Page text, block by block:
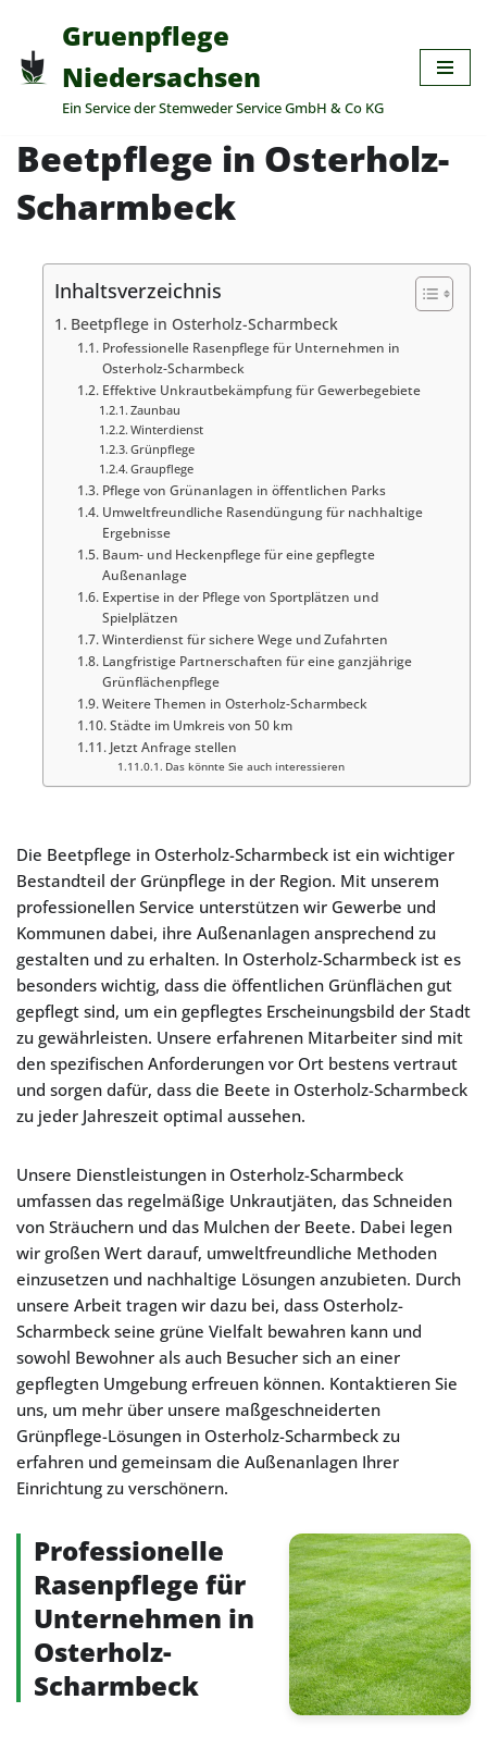
Zum
Inhalt
springen
Gruenpflege
Niedersachsen
Ein Service der Stemweder Service GmbH & Co KG
Beetpflege in Osterholz-
Scharmbeck
Inhaltsverzeichnis
Beetpflege in Osterholz-Scharmbeck
Professionelle Rasenpflege für Unternehmen in
Osterholz-Scharmbeck
Effektive Unkrautbekämpfung für Gewerbegebiete
Zaunbau
Winterdienst
Grünpflege
Graupflege
Pflege von Grünanlagen in öffentlichen Parks
Umweltfreundliche Rasendüngung für nachhaltige
Ergebnisse
Baum- und Heckenpflege für eine gepflegte
Außenanlage
Expertise in der Pflege von Sportplätzen und
Spielplätzen
Winterdienst für sichere Wege und Zufahrten
Langfristige Partnerschaften für eine ganzjährige
Grünflächenpflege
Weitere Themen in Osterholz-Scharmbeck
Städte im Umkreis von 50 km
Jetzt Anfrage stellen
Das könnte Sie auch interessieren
Die Beetpflege in Osterholz-Scharmbeck ist ein wichtiger
Bestandteil der Grünpflege in der Region. Mit unserem
professionellen Service unterstützen wir Gewerbe und
Kommunen dabei, ihre Außenanlagen ansprechend zu
gestalten und zu erhalten. In Osterholz-Scharmbeck ist es
besonders wichtig, dass die öffentlichen Grünflächen gut
gepflegt sind, um ein gepflegtes Erscheinungsbild der Stadt
zu gewährleisten. Unsere erfahrenen Mitarbeiter sind mit
den spezifischen Anforderungen vor Ort bestens vertraut
und sorgen dafür, dass die Beete in Osterholz-Scharmbeck
zu jeder Jahreszeit optimal aussehen.
Unsere Dienstleistungen in Osterholz-Scharmbeck
umfassen das regelmäßige Unkrautjäten, das Schneiden
von Sträuchern und das Mulchen der Beete. Dabei legen
wir großen Wert darauf, umweltfreundliche Methoden
einzusetzen und nachhaltige Lösungen anzubieten. Durch
unsere Arbeit tragen wir dazu bei, dass Osterholz-
Scharmbeck seine grüne Vielfalt bewahren kann und
sowohl Bewohner als auch Besucher sich an einer
gepflegten Umgebung erfreuen können. Kontaktieren Sie
uns, um mehr über unsere maßgeschneiderten
Grünpflege-Lösungen in Osterholz-Scharmbeck zu
erfahren und gemeinsam die Außenanlagen Ihrer
Einrichtung zu verschönern.
Professionelle
Rasenpflege für
Unternehmen in
Osterholz-
Scharmbeck